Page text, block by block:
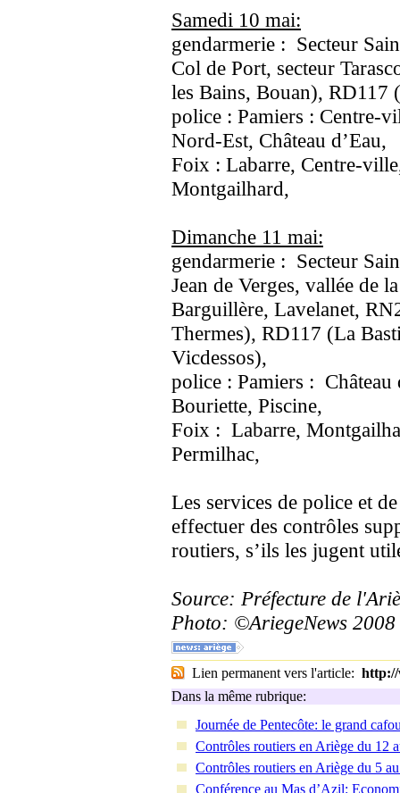
Samedi 10 mai:
gendarmerie : Secteur
Col de Port, secteur
les Bains, Bouan), RD117
police : Pamiers : Centre-
Nord-Est, Château d’Eau,
Foix : Labarre, Centre-
Montgailhard,
Dimanche 11 mai:
gendarmerie : Secteur
Jean de Verges, vallée de
Barguillère, Lavelanet,
Thermes), RD117 (La
Vicdessos),
police : Pamiers :
Bouriette, Piscine,
Foix : Labarre,
Permilhac,
Les services de police et
effectuer des contrôles
routiers, s’ils les jugent
Source: Préfecture de
Photo: ©AriegeNews 2008
Lien permanent vers l'article: http://
Dans la même rubrique:
Journée de Pentecôte: le grand
Contrôles routiers en Ariège du 12
Contrôles routiers en Ariège du 5
Conférence au Mas d’Azil: